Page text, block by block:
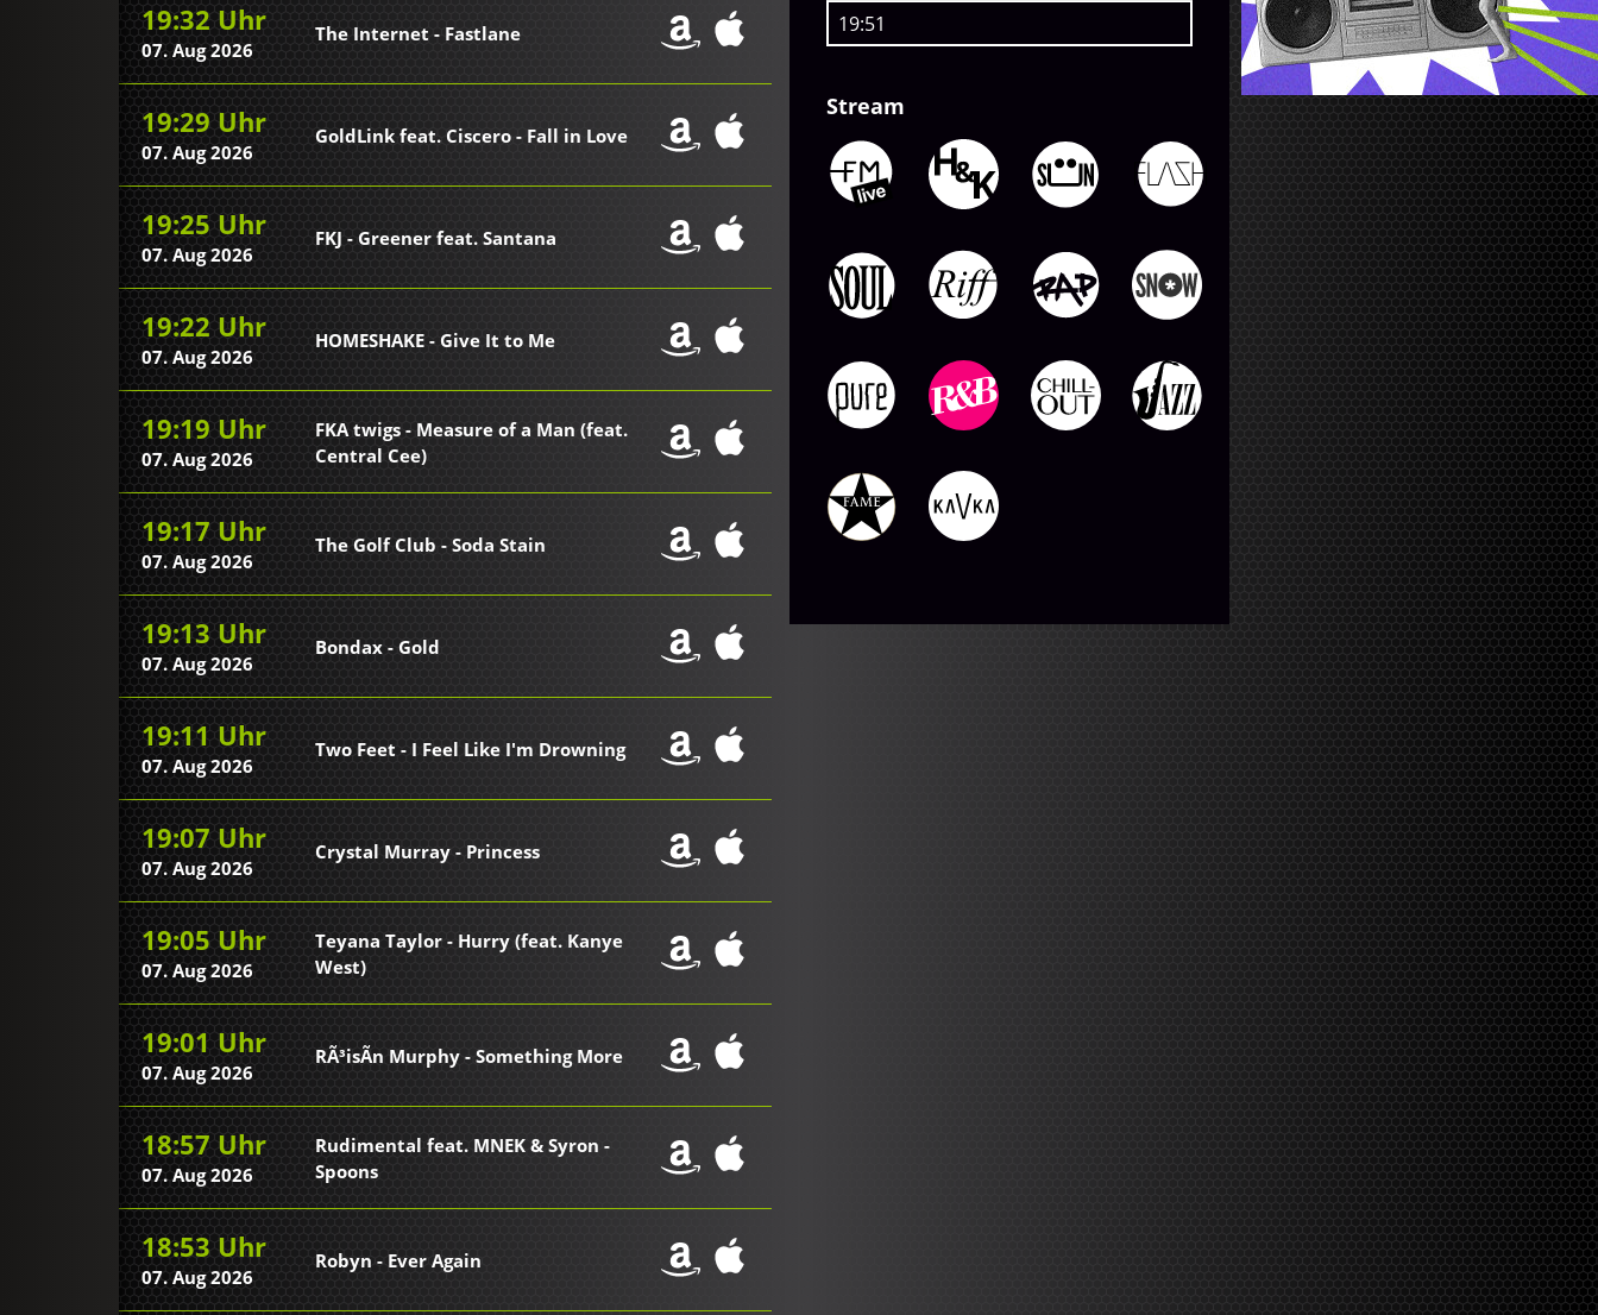
Stream
19:32 Uhr
07. Aug 2026
The Internet - Fastlane
19:29 Uhr
07. Aug 2026
GoldLink feat. Ciscero - Fall in Love
19:25 Uhr
07. Aug 2026
FKJ - Greener feat. Santana
19:22 Uhr
07. Aug 2026
HOMESHAKE - Give It to Me
19:19 Uhr
07. Aug 2026
FKA twigs - Measure of a Man (feat.
Central Cee)
19:17 Uhr
07. Aug 2026
The Golf Club - Soda Stain
19:13 Uhr
07. Aug 2026
Bondax - Gold
19:11 Uhr
07. Aug 2026
Two Feet - I Feel Like I'm Drowning
19:07 Uhr
07. Aug 2026
Crystal Murray - Princess
19:05 Uhr
07. Aug 2026
Teyana Taylor - Hurry (feat. Kanye
West)
19:01 Uhr
07. Aug 2026
RÃ³isÃ­n Murphy - Something More
18:57 Uhr
07. Aug 2026
Rudimental feat. MNEK & Syron -
Spoons
18:53 Uhr
07. Aug 2026
Robyn - Ever Again